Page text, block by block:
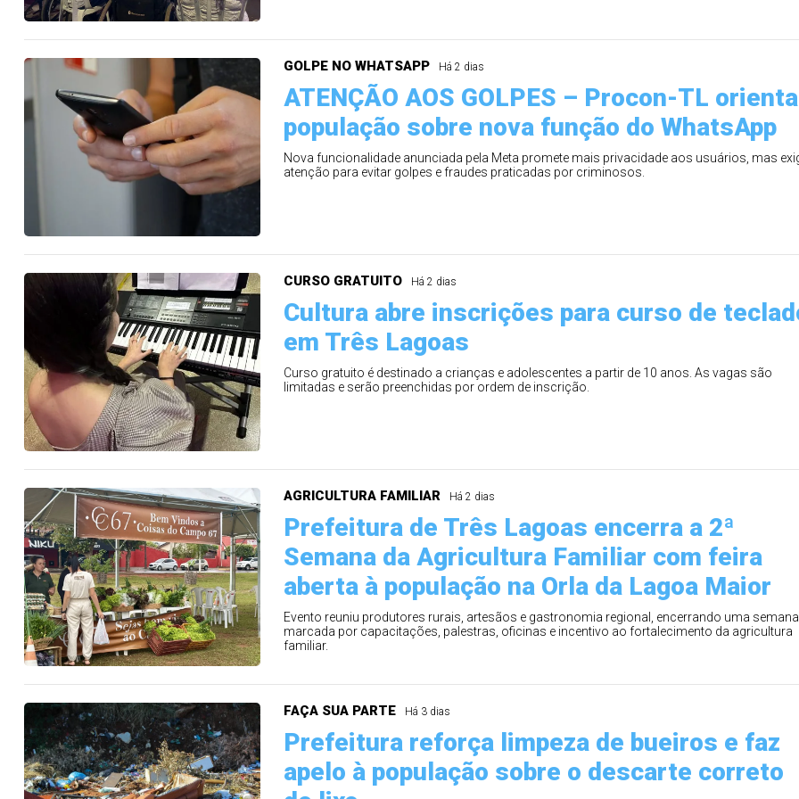
GOLPE NO WHATSAPP Há 2 dias
ATENÇÃO AOS GOLPES – Procon-TL orienta
população sobre nova função do WhatsApp
Nova funcionalidade anunciada pela Meta promete mais privacidade aos usuários, mas
atenção para evitar golpes e fraudes praticadas por criminosos.
CURSO GRATUITO Há 2 dias
Cultura abre inscrições para curso de
em Três Lagoas
Curso gratuito é destinado a crianças e adolescentes a partir de 10 anos. As vagas são
limitadas e serão preenchidas por ordem de inscrição.
AGRICULTURA FAMILIAR Há 2 dias
Prefeitura de Três Lagoas encerra a 2ª
Semana da Agricultura Familiar com feira
aberta à população na Orla da Lagoa Maior
Evento reuniu produtores rurais, artesãos e gastronomia regional, encerrando uma semana
marcada por capacitações, palestras, oficinas e incentivo ao fortalecimento da agricultura
familiar.
FAÇA SUA PARTE Há 3 dias
Prefeitura reforça limpeza de bueiros e faz
apelo à população sobre o descarte correto